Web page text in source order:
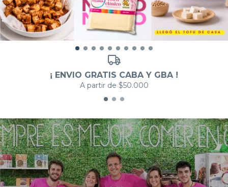
¡ ENVIO GRATIS CABA Y GBA !
A partir de $50.000